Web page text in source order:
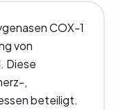
COX-1
von
Diese
,
beteiligt.